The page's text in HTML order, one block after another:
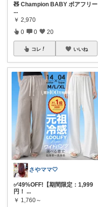
🧸 Champion BABY ボアフリー
...
￥ 2,970
0 0 20
コレ いいね
さやママ🤍
✅49%OFF!【期間限定：1,999
円！ ...
￥ 1,760～